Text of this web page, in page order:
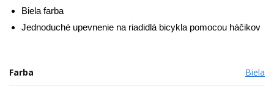
Biela farba
Jednoduché upevnenie na riadidlá bicykla pomocou háčikov
Farba Biela